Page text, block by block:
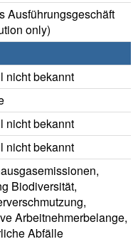
Ausführungsgeschäft
only)
nicht bekannt
nicht bekannt
nicht bekannt
Biodiversität,
Arbeitnehmerbelange,
Abfälle